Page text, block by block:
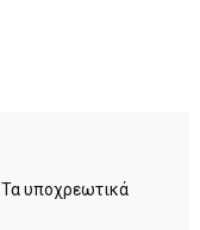
Τα υποχρεωτικά